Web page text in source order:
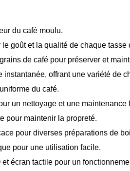
du café moulu.
goût et la qualité de chaque tasse
de café pour préserver et
offrant une variété de
du café.
un nettoyage et une maintenance
pour maintenir la propreté.
pour diverses préparations de
pour une utilisation facile.
écran tactile pour un